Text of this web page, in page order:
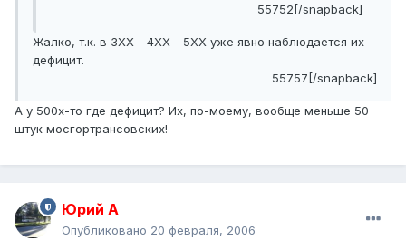
55752[/snapback]
Жалко, т.к. в 3ХХ - 4ХХ - 5ХХ уже явно наблюдается их
дефицит.
55757[/snapback]
А у 500х-то где дефицит? Их, по-моему, вообще меньше 50
штук мосгортрансовских!
Юрий А
Опубликовано 20 февраля, 2006